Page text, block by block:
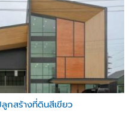
กสร้างที่ดินสีเขียว